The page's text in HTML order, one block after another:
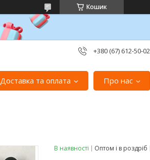
Кошик
+380 (67) 612-50-02
Доставка та оплата
Про нас
В наявності Оптом і в роздріб